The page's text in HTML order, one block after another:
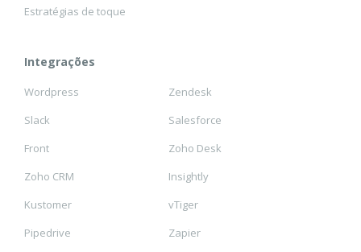
Estratégias de toque
Integrações
Wordpress
Slack
Front
Zoho CRM
Kustomer
Pipedrive
Zendesk
Salesforce
Zoho Desk
Insightly
vTiger
Zapier